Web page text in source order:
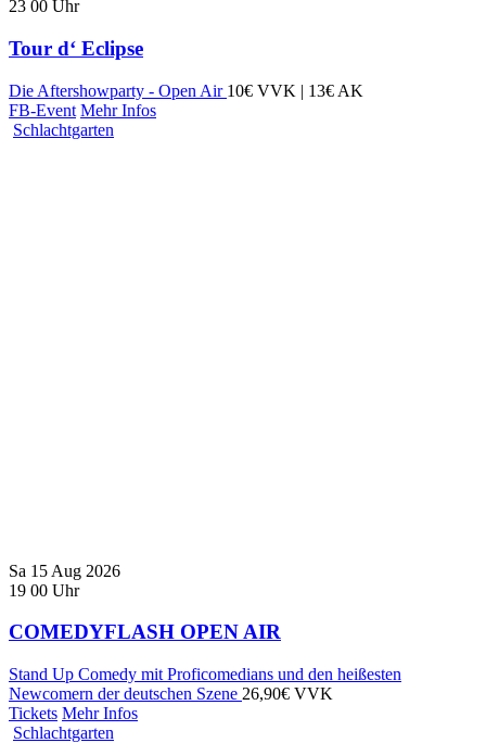
23 00 Uhr
Tour d‘ Eclipse
Die Aftershowparty - Open Air 10€ VVK | 13€ AK
FB-Event Mehr Infos
Schlachtgarten
Sa 15 Aug 2026
19 00 Uhr
COMEDYFLASH OPEN AIR
Stand Up Comedy mit Proficomedians und den heißesten
Newcomern der deutschen Szene 26,90€ VVK
Tickets Mehr Infos
Schlachtgarten